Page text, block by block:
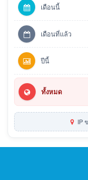
เดือนนี้
เดือนที่แล้ว
ปีนี้
ทั้งหมด
IP